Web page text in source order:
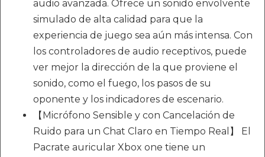
audio avanzada. Ofrece un sonido envolvente
simulado de alta calidad para que la
experiencia de juego sea aún más intensa. Con
los controladores de audio receptivos, puede
ver mejor la dirección de la que proviene el
sonido, como el fuego, los pasos de su
oponente y los indicadores de escenario.
【Micrófono Sensible y con Cancelación de
Ruido para un Chat Claro en Tiempo Real】 El
Pacrate auricular Xbox one tiene un